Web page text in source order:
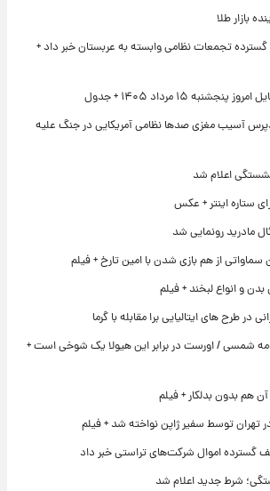
بازار طلا
تجمعات نظامی وابسته به عربستان خبر داد +
۱۵ مرداد ۱۴۰۵ + جدول
آسیب مغزی صدها نظامی آمریکایی در جنگ علیه
اعلام شد
ستاره اینتر + عکس
مادرید رونمایی شد
از هم بازی شدن با امین تارخ + فیلم
و انواع لبخند + فیلم
در طرح های ایتالیایی برا مقابله با گرما
شمسی / اورست در برابر این هیولا یک شوخی است +
هم بدون بدلکار + فیلم
تهران توسط سفیر ژاپن نواخته شد + فیلم
گسترده اموال شرکت‌های تراستی خبر داد
شرط جدید اعلام شد